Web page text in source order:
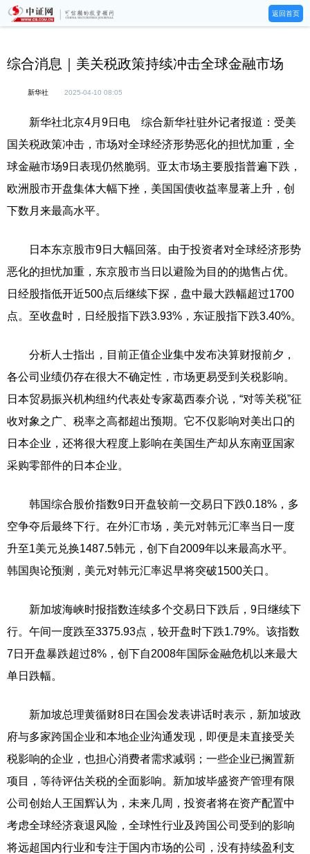
返回首页
综合消息｜美关税政策持续冲击全球金融市场
新华社 2025-04-10 08:05
新华社北京4月9日电 综合新华社驻外记者报道：受美
国关税政策冲击，市场对全球经济形势恶化的担忧加重，全
球金融市场9日表现仍然脆弱。亚太市场主要股指普遍下跌，
欧洲股市开盘集体大幅下挫，美国国债收益率显著上升，创
下数月来最高水平。
日本东京股市9日大幅回落。由于投资者对全球经济形势
恶化的担忧加重，东京股市当日以避险为目的的抛售占优。
日经股指低开近500点后继续下探，盘中最大跌幅超过1700
点。至收盘时，日经股指下跌3.93%，东证股指下跌3.40%。
分析人士指出，目前正值企业集中发布决算财报前夕，
各公司业绩仍存在很大不确定性，市场更易受到关税影响。
日本贸易振兴机构纽约代表处专家葛西泰介说，“对等关税”征
收对象之广、税率之高都超出预期。它不仅影响对美出口的
日本企业，还将很大程度上影响在美国生产却从东南亚国家
采购零部件的日本企业。
韩国综合股价指数9日开盘较前一交易日下跌0.18%，多
空争夺后最终下行。在外汇市场，美元对韩元汇率当日一度
升至1美元兑换1487.5韩元，创下自2009年以来最高水平。
韩国舆论预测，美元对韩元汇率迟早将突破1500关口。
新加坡海峡时报指数连续多个交易日下跌后，9日继续下
行。午间一度跌至3375.93点，较开盘时下跌1.79%。该指数
7日开盘暴跌超过8%，创下自2008年国际金融危机以来最大
单日跌幅。
新加坡总理黄循财8日在国会发表讲话时表示，新加坡政
府与多家跨国企业和本地企业沟通发现，即便是未直接受关
税影响的企业，也担心消费者需求减弱；一些企业已搁置新
项目，等待评估关税的全面影响。新加坡毕盛资产管理有限
公司创始人王国辉认为，未来几周，投资者将在资产配置中
考虑全球经济衰退风险，全球性行业及跨国公司受到的影响
将远超国内行业和专注于国内市场的公司，没有持续盈利支